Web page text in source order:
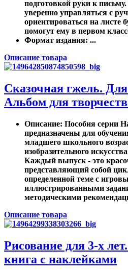
подготовкой руки к
уверенно управляться с
ориентироваться на листе
помогут ему в первом
Формат издания: ...
Описание товара
Сказочная гжель. Для
Альбом для
Описание: Пособия серии
предназначены для
младшего школьного
изобразительного
Каждый выпуск - это
представляющий собой
определенной теме с
иллюстрированными
методическими
Описание товара
Рисование для 3-х
книга с наклейками